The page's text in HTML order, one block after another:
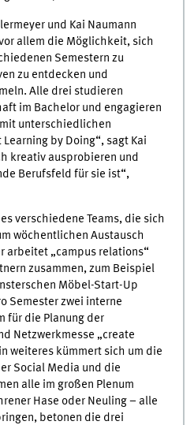
und Kai Naumann
allem die Möglichkeit, sich
Semestern zu
zu entdecken und
Alle drei studieren
im Bachelor und engagieren
unterschiedlichen
by Doing“, sagt Kai
kreativ ausprobieren und
Berufsfeld für sie ist“,
verschiedene Teams, die sich
wöchentlichen Austausch
arbeitet „campus relations“
zusammen, zum Beispiel
Möbel-Start-Up
Semester zwei interne
für die Planung der
Netzwerkmesse „create
weiteres kümmert sich um die
Social Media und die
alle im großen Plenum
Hase oder Neuling – alle
betonen die drei